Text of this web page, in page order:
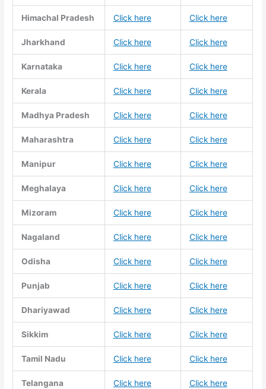
Himachal Pradesh Click here Click here
Jharkhand Click here Click here
Karnataka Click here Click here
Kerala Click here Click here
Madhya Pradesh Click here Click here
Maharashtra Click here Click here
Manipur Click here Click here
Meghalaya Click here Click here
Mizoram Click here Click here
Nagaland Click here Click here
Odisha Click here Click here
Punjab Click here Click here
Dhariyawad Click here Click here
Sikkim Click here Click here
Tamil Nadu Click here Click here
Telangana Click here Click here